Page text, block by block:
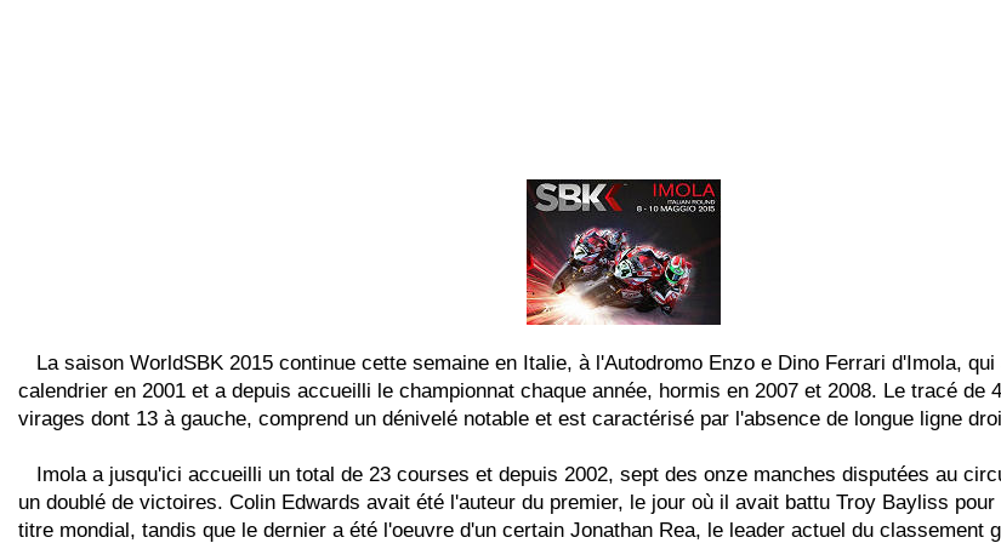
La saison WorldSBK 2015 continue cette semaine en Italie, à l'Autodromo Enzo e Dino Ferrari d'Imola,
calendrier en 2001 et a depuis accueilli le championnat chaque année, hormis en 2007 et 2008. Le tracé de
virages dont 13 à gauche, comprend un dénivelé notable et est caractérisé par l'absence de longue ligne
Imola a jusqu'ici accueilli un total de 23 courses et depuis 2002, sept des onze manches disputées au
un doublé de victoires. Colin Edwards avait été l'auteur du premier, le jour où il avait battu Troy Bayliss
titre mondial, tandis que le dernier a été l'oeuvre d'un certain Jonathan Rea, le leader actuel du classement